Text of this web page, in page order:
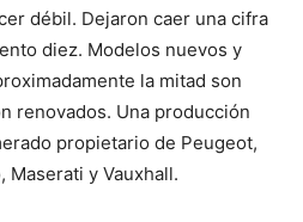
débil. Dejaron caer una cifra
diez. Modelos nuevos y
la mitad son
renovados. Una producción
propietario de Peugeot,
Maserati y Vauxhall.